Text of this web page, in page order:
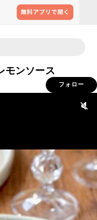
モンソース
フォロー